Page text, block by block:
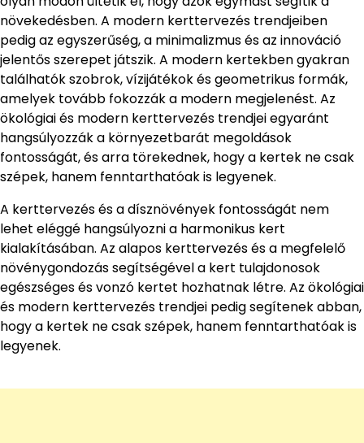
növekedésben. A modern kerttervezés trendjeiben
pedig az egyszerűség, a minimalizmus és az innováció
jelentős szerepet játszik. A modern kertekben gyakran
találhatók szobrok, vízijátékok és geometrikus formák,
amelyek tovább fokozzák a modern megjelenést. Az
ökológiai és modern kerttervezés trendjei egyaránt
hangsúlyozzák a környezetbarát megoldások
fontosságát, és arra törekednek, hogy a kertek ne csak
szépek, hanem fenntarthatóak is legyenek.
A kerttervezés és a dísznövények fontosságát nem
lehet eléggé hangsúlyozni a harmonikus kert
kialakításában. Az alapos kerttervezés és a megfelelő
növénygondozás segítségével a kert tulajdonosok
egészséges és vonzó kertet hozhatnak létre. Az ökológiai
és modern kerttervezés trendjei pedig segítenek abban,
hogy a kertek ne csak szépek, hanem fenntarthatóak is
legyenek.